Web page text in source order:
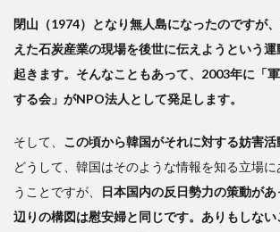
閉山（1974）となり無人島になったのですが
えた石炭産業の現場を後世に伝えようという
起きます。そんなこともあって、2003年に「
する会」がNPO法人として発足します。
そして、 この頃から韓国がそれに対する妨害活
どうして、韓国はそのような情報を知る立場
うことですが、
日本国内の反日勢力の策動が
辺りの構図は慰安婦と同じです。ありもしな